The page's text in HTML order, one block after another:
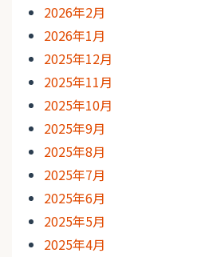
2026年2月
2026年1月
2025年12月
2025年11月
2025年10月
2025年9月
2025年8月
2025年7月
2025年6月
2025年5月
2025年4月